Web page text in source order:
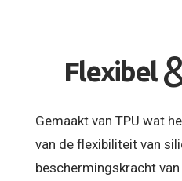
Flexibel
Gemaakt van TPU wat
van de flexibiliteit van
beschermingskracht